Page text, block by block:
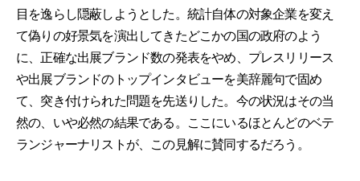
目を逸らし隠蔽しようとした。統計自体の対象企業を変え
て偽りの好景気を演出してきたどこかの国の政府のよう
に、正確な出展ブランド数の発表をやめ、プレスリリース
や出展ブランドのトップインタビューを美辞麗句で固め
て、突き付けられた問題を先送りした。今の状況はその当
然の、いや必然の結果である。ここにいるほとんどのベテ
ランジャーナリストが、この見解に賛同するだろう。